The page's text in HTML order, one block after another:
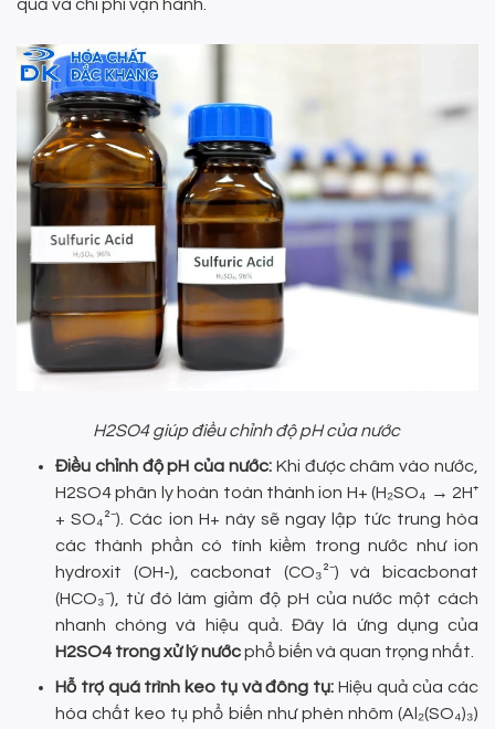
quả và chi phí vận hành.
H2SO4 giúp điều chỉnh độ pH của nước
Điều chỉnh độ pH của nước: Khi được châm vào nước,
H2SO4 phân ly hoàn toàn thành ion H+ (H₂SO₄ → 2H⁺
+ SO₄²⁻). Các ion H+ này sẽ ngay lập tức trung hòa
các thành phần có tính kiềm trong nước như ion
hydroxit (OH-), cacbonat (CO₃²⁻) và bicacbonat
(HCO₃⁻), từ đó làm giảm độ pH của nước một cách
nhanh chóng và hiệu quả. Đây là ứng dụng của
H2SO4 trong xử lý nướcphổ biến và quan trọng nhất.
Hỗ trợ quá trình keo tụ và đông tụ: Hiệu quả của các
hóa chất keo tụ phổ biến như phèn nhôm (Al₂(SO₄)₃)